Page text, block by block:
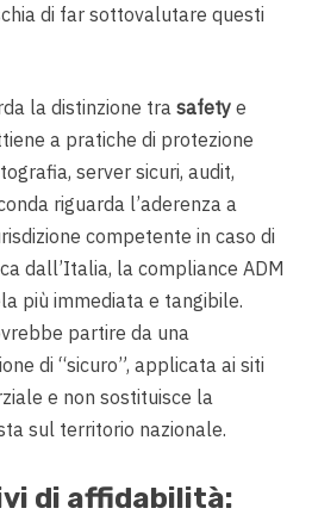
di far sottovalutare questi
la distinzione tra safety e
a pratiche di protezione
server sicuri, audit,
riguarda l’aderenza a
competente in caso di
dall’Italia, la compliance ADM
più immediata e tangibile.
partire da una
di “sicuro”, applicata ai siti
e non sostituisce la
sul territorio nazionale.
di affidabilità: